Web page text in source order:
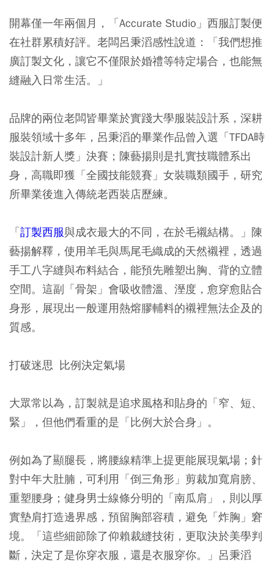
開幕僅一年兩個月，「Accurate Studio」西服訂製便
在社群累積好評。老闆呂秉滔感性說道：「我們想推
廣訂製文化，讓它不僅限於婚禮等特定場合，也能無
縫融入日常生活。」
品牌的兩位老闆皆畢業於實踐大學服裝設計系，深耕
服裝領域十多年，呂秉滔的畢業作品曾入選「TFDA時
裝設計新人獎」決賽；陳藝揚則是扎實技職體系出
身，高職即獲「全國技能競賽」女裝職類國手，研究
所畢業後進入傳統老西裝店歷練。
「訂製西服與成衣最大的不同，在於毛襯結構。」陳
藝揚解釋，使用羊毛與馬尾毛織成的天然襯裡，透過
手工八字縫與布料結合，能預先雕塑出胸、背的立體
空間。這副「骨架」會吸收體溫、溼度，愈穿愈貼合
身形，展現出一般運用熱熔膠輔料的襯裡無法企及的
質感。
打破迷思 比例決定氣場
大眾常以為，訂製就是追求風格和貼身的「窄、短、
緊」，但他們看重的是「比例大於合身」。
例如為了顯腿長，將腰線精準上提更能展現氣場；針
對中年大肚腩，可利用「倒三角形」剪裁加寬肩膀、
重塑腰身；健身男士線條分明的「南瓜肩」，則以厚
實墊肩打造邊界感，預留胸部容積，避免「炸胸」窘
境。「這些細節除了仰賴裁縫技術，更取決於美學判
斷，決定了是你穿衣服，還是衣服穿你。」呂秉滔